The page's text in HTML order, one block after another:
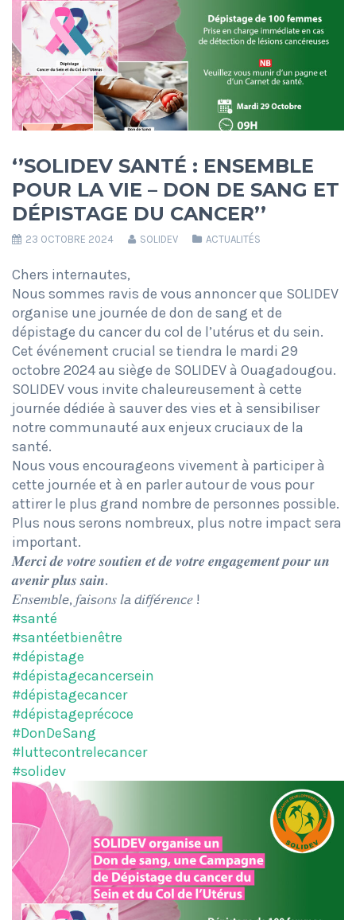
‘’SOLIDEV SANTÉ : ENSEMBLE
POUR LA VIE – DON DE SANG ET
DÉPISTAGE DU CANCER’’
23 OCTOBRE 2024 SOLIDEV ACTUALITÉS
Chers internautes,
Nous sommes ravis de vous annoncer que SOLIDEV
organise une journée de don de sang et de
dépistage du cancer du col de l’utérus et du sein.
Cet événement crucial se tiendra le mardi 29
octobre 2024 au siège de SOLIDEV à Ouagadougou.
SOLIDEV vous invite chaleureusement à cette
journée dédiée à sauver des vies et à sensibiliser
notre communauté aux enjeux cruciaux de la
santé.
Nous vous encourageons vivement à participer à
cette journée et à en parler autour de vous pour
attirer le plus grand nombre de personnes possible.
Plus nous serons nombreux, plus notre impact sera
important.
𝑴𝒆𝒓𝒄𝒊 𝒅𝒆 𝒗𝒐𝒕𝒓𝒆 𝒔𝒐𝒖𝒕𝒊𝒆𝒏 𝒆𝒕 𝒅𝒆 𝒗𝒐𝒕𝒓𝒆 𝒆𝒏𝒈𝒂𝒈𝒆𝒎𝒆𝒏𝒕 𝒑𝒐𝒖𝒓 𝒖𝒏
𝒂𝒗𝒆𝒏𝒊𝒓 𝒑𝒍𝒖𝒔 𝒔𝒂𝒊𝒏.
𝐸𝘯𝑠𝘦𝑚𝘣𝑙𝘦, 𝑓𝘢𝑖𝘴𝑜𝘯𝑠 𝑙𝘢 𝘥𝑖𝘧𝑓𝘦́𝑟𝘦𝑛𝘤𝑒 !
#santé
#santéetbienêtre
#dépistage
#dépistagecancersein
#dépistagecancer
#dépistageprécoce
#DonDeSang
#luttecontrelecancer
#solidev